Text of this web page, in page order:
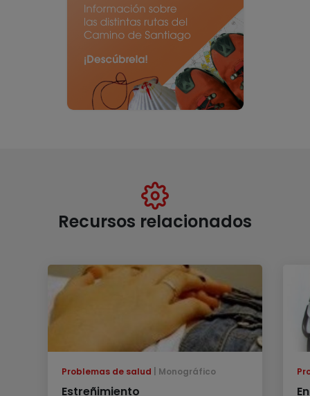
Recursos relacionados
Problemas de salud Monográfico
Estreñimiento